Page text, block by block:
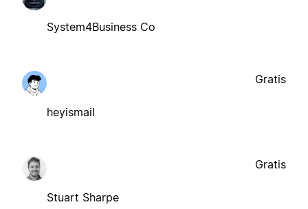
System4Business Co
heyismail
Gratis
Stuart Sharpe
Gratis